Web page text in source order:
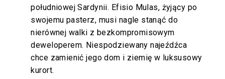
południowej Sardynii. Efisio Mulas, żyjący po
swojemu pasterz, musi nagle stanąć do
nierównej walki z bezkompromisowym
deweloperem. Niespodziewany najeźdźca
chce zamienić jego dom i ziemię w luksusowy
kurort.